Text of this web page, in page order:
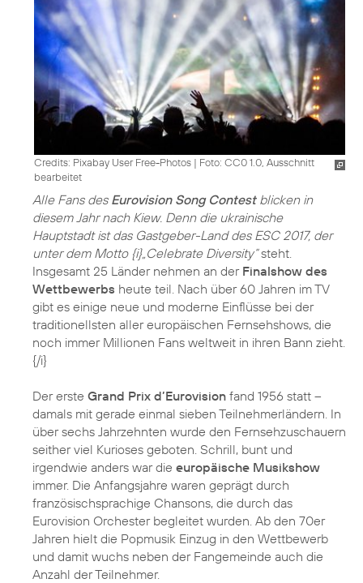
Credits: Pixabay User Free-Photos | Foto: CC0 1.0, Ausschnitt
bearbeitet
Alle Fans des Eurovision Song Contestblicken in
diesem Jahr nach Kiew. Denn die ukrainische
Hauptstadt ist das Gastgeber-Land des ESC 2017, der
unter dem Motto {i}„Celebrate Diversity“steht.
Insgesamt 25 Länder nehmen an der Finalshow des
Wettbewerbs heute teil. Nach über 60 Jahren im TV
gibt es einige neue und moderne Einflüsse bei der
traditionellsten aller europäischen Fernsehshows, die
noch immer Millionen Fans weltweit in ihren Bann zieht.
{/i}
Der erste Grand Prix d’Eurovision fand 1956 statt –
damals mit gerade einmal sieben Teilnehmerländern. In
über sechs Jahrzehnten wurde den Fernsehzuschauern
seither viel Kurioses geboten. Schrill, bunt und
irgendwie anders war die europäische Musikshow
immer. Die Anfangsjahre waren geprägt durch
französischsprachige Chansons, die durch das
Eurovision Orchester begleitet wurden. Ab den 70er
Jahren hielt die Popmusik Einzug in den Wettbewerb
und damit wuchs neben der Fangemeinde auch die
Anzahl der Teilnehmer.